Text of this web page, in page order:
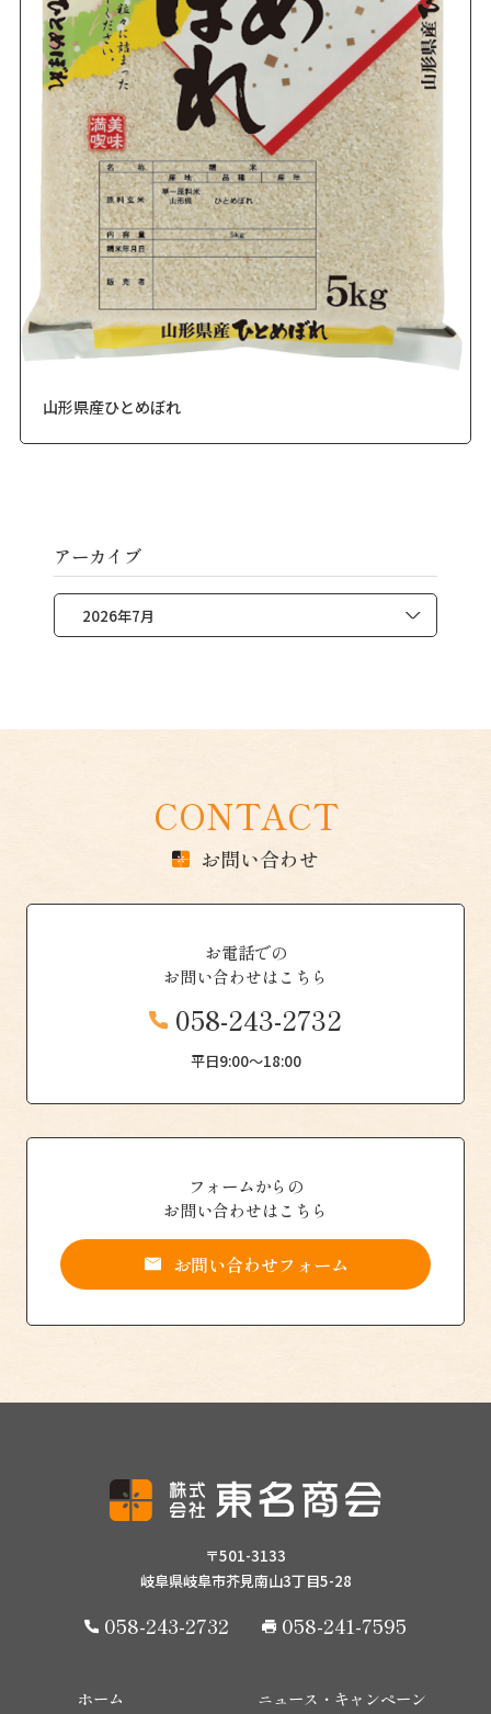
山形県産ひとめぼれ
アーカイブ
CONTACT
お問い合わせ
お電話での
お問い合わせはこちら
058-243-2732
平日9:00〜18:00
フォームからの
お問い合わせはこちら
お問い合わせフォーム
〒501-3133
岐阜県岐阜市芥見南山3丁目5-28
058-243-2732 058-241-7595
ホーム ニュース・キャンペーン